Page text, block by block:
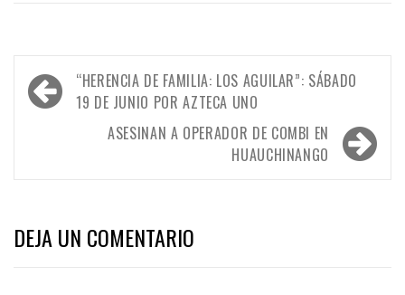
Navegación
de
“HERENCIA DE FAMILIA: LOS AGUILAR”: SÁBADO
19 DE JUNIO POR AZTECA UNO
ASESINAN A OPERADOR DE COMBI EN
HUAUCHINANGO
DEJA UN COMENTARIO